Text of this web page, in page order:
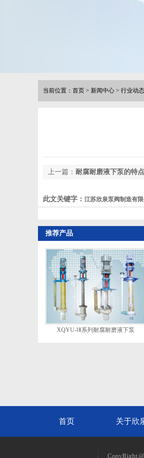
当前位置： 首页 > 新闻中心 > 行业动态
上一篇： 耐腐耐磨液下泵的特
此文关键字： 江苏欣泉泵阀制造有限
推荐产品
XQYU-ⅠⅡ系列耐腐耐磨液下泵
首页 关于欣
CopyRight